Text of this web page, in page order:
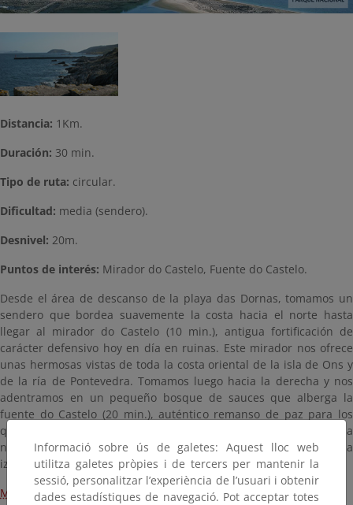
Distancia: 1Km.
Duración: 30 min.
Tipo de ruta: circular.
Dificultad: media (sendero).
Desnivel: 20m.
Puntos de interés: Mirador do Castelo, Fuente do Castelo.
Desde el área de descanso de la playa das Dornas, tomamos un
sendero que bordea suavemente la costa hacia el norte hasta
llegar al mirador do Castelo (10 min.), antigua fortificación de
carácter defensivo hoy en día en ruinas. Este mirador nos ofrece
unas hermosas vistas de toda la costa oriental de la isla de Ons y
de la ría de Pontevedra. Tomamos luego hacia la derecha y nos
adentramos en un pequeño bosque de sauces que alberga la
fuente do Castelo (20 min.), auténtico remanso de paz para los
que gustan disfrutar de una buena sombra y el silencio de la
naturaleza. De ahí saldremos a la pista de Melide que hacia la
izquierda nos conduce de nuevo al pueblo.
Mapa de los itinerarios de Ons
Informació sobre ús de galetes: Aquest lloc web
utilitza galetes pròpies i de tercers per mantenir la
sessió, personalitzar l’experiència de l’usuari i obtenir
dades estadístiques de navegació. Pot acceptar totes